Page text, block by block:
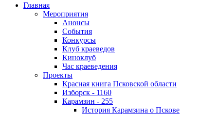
Главная
Мероприятия
Анонсы
События
Конкурсы
Клуб краеведов
Киноклуб
Час краеведения
Проекты
Красная книга Псковской области
Изборск - 1160
Карамзин - 255
История Карамзина о Пскове